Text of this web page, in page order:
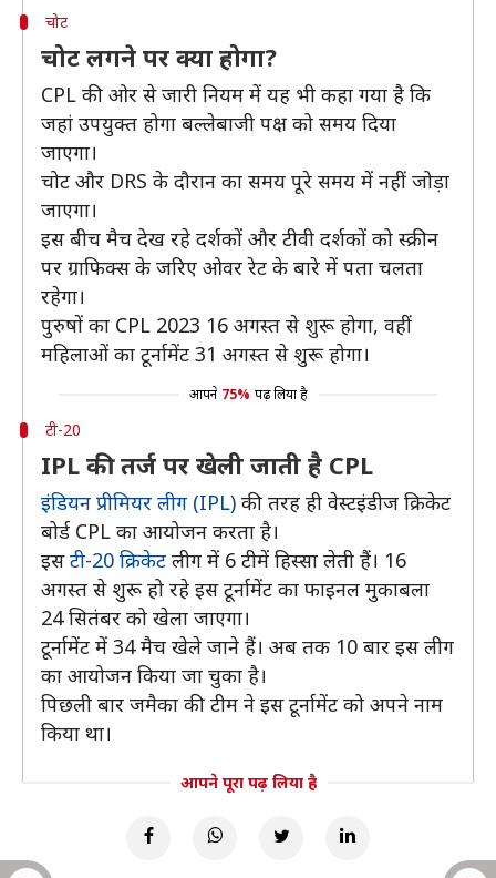
चोट
चोट लगने पर क्या होगा?
CPL की ओर से जारी नियम में यह भी कहा गया है कि
जहां उपयुक्त होगा बल्लेबाजी पक्ष को समय दिया
जाएगा।
चोट और DRS के दौरान का समय पूरे समय में नहीं जोड़ा
जाएगा।
इस बीच मैच देख रहे दर्शकों और टीवी दर्शकों को स्क्रीन
पर ग्राफिक्स के जरिए ओवर रेट के बारे में पता चलता
रहेगा।
पुरुषों का CPL 2023 16 अगस्त से शुरू होगा, वहीं
महिलाओं का टूर्नामेंट 31 अगस्त से शुरू होगा।
आपने 75% पढ़ लिया है
टी-20
IPL की तर्ज पर खेली जाती है CPL
इंडियन प्रीमियर लीग (IPL) की तरह ही वेस्टइंडीज क्रिकेट
बोर्ड CPL का आयोजन करता है।
इसटी-20 क्रिकेट लीग में 6 टीमें हिस्सा लेती हैं। 16
अगस्त से शुरू हो रहे इस टूर्नामेंट का फाइनल मुकाबला
24 सितंबर को खेला जाएगा।
टूर्नामेंट में 34 मैच खेले जाने हैं। अब तक 10 बार इस लीग
का आयोजन किया जा चुका है।
पिछली बार जमैका की टीम ने इस टूर्नामेंट को अपने नाम
किया था।
आपने पूरा पढ़ लिया है